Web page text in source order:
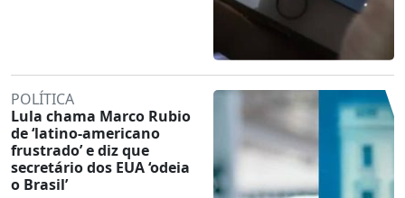
POLÍTICA
Lula chama Marco Rubio
de ‘latino-americano
frustrado’ e diz que
secretário dos EUA ‘odeia
o Brasil’